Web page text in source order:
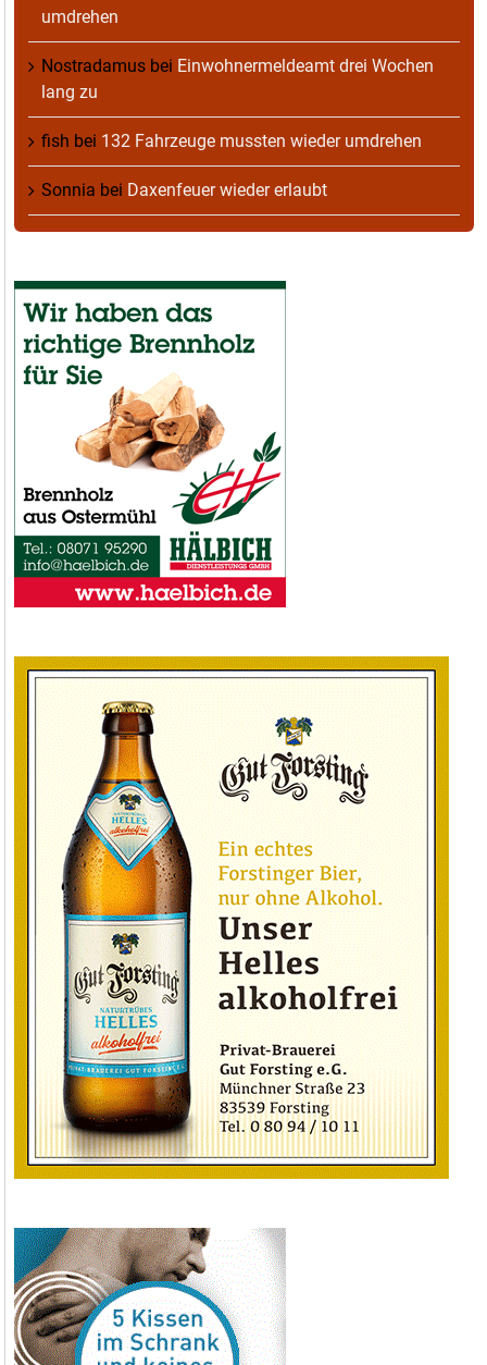
umdrehen
Nostradamus bei Einwohnermeldeamt drei Wochen
lang zu
fish bei 132 Fahrzeuge mussten wieder umdrehen
Sonnia bei Daxenfeuer wieder erlaubt